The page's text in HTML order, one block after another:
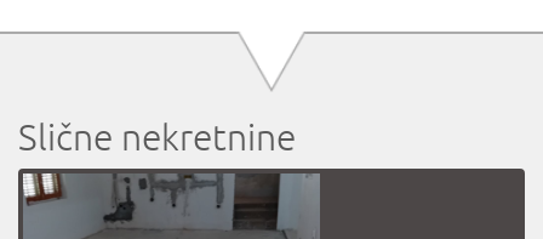
Slične nekretnine